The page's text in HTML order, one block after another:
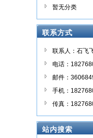
暂无分类
联系方式
联系人：石飞
电话：
邮件：
手机：
传真：
站内搜索